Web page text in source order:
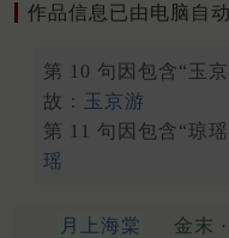
作品信息已由电脑自
第 10 句因包含“玉
故： 玉京游
第 11 句因包含“琼
瑶
月上海棠 金末 ·